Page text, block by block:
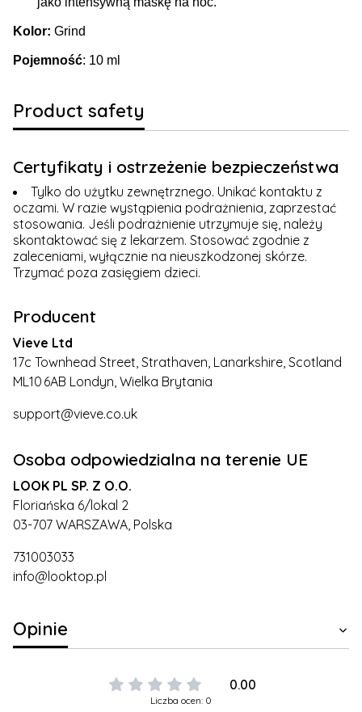
Kolor: Grind
Pojemność: 10 ml
Product safety
Certyfikaty i ostrzeżenie bezpieczeństwa
Tylko do użytku zewnętrznego. Unikać kontaktu z
oczami. W razie wystąpienia podrażnienia, zaprzestać
stosowania. Jeśli podrażnienie utrzymuje się, należy
skontaktować się z lekarzem. Stosować zgodnie z
zaleceniami, wyłącznie na nieuszkodzonej skórze.
Trzymać poza zasięgiem dzieci.
Producent
Vieve Ltd
17c Townhead Street, Strathaven, Lanarkshire, Scotland
ML10 6AB Londyn, Wielka Brytania
support@vieve.co.uk
Osoba odpowiedzialna na terenie UE
LOOK PL SP. Z O.O.
Floriańska 6/lokal 2
03-707 WARSZAWA, Polska
731003033
info@looktop.pl
Opinie
0.00
Liczba ocen: 0